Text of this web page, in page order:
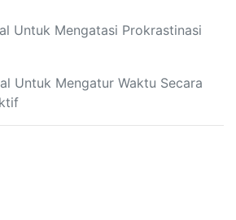
Untuk Mengatasi Prokrastinasi
Untuk Mengatur Waktu Secara